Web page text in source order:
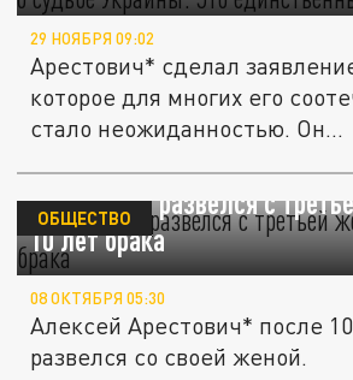
29 НОЯБРЯ 09:02
Арестович* сделал
которое для многих его
стало неожиданностью. Он...
Арестович* развелся с
10 лет брака
ОБЩЕСТВО
08 ОКТЯБРЯ 05:30
Алексей Арестович* после
развелся со своей женой.